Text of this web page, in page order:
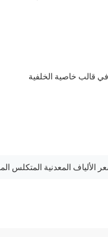
قالب خاصية الخلفية
الألياف المعدنية المتكلس